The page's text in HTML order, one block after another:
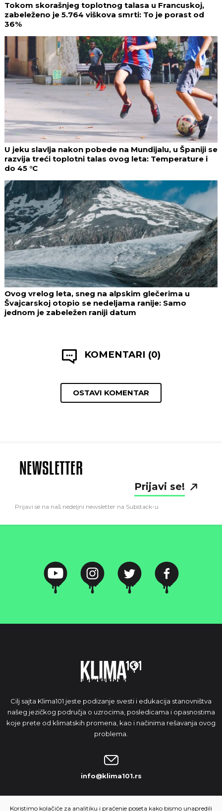
Tokom skorašnjeg toplotnog talasa u Francuskoj,
zabeleženo je 5.764 viškova smrti: To je porast od
36%
U jeku slavlja nakon pobede na Mundijalu, u Španiji se
razvija treći toplotni talas ovog leta: Temperature i
do 45 °C
Ovog vrelog leta, sneg na alpskim glečerima u
Švajcarskoj otopio se nedeljama ranije: Samo
jednom je zabeležen raniji datum
KOMENTARI (0)
OSTAVI KOMENTAR
NEWSLETTER
Prijavi se!
Prijavi se na naš nedeljni newsletter na Substack-u
Cilj sajta Klima101 jeste podizanje svesti i edukacija stanovništva
našeg jezičkog područja o uzrocima, posledicama i opasnostima
koje prete od klimatskih promena, kao i načinima rešavanja ovog
problema.
info@klima101.rs
NAŠA IDEJA
Koristimo kolačiće za analitiku i praćenje poseta kako bismo unapredili